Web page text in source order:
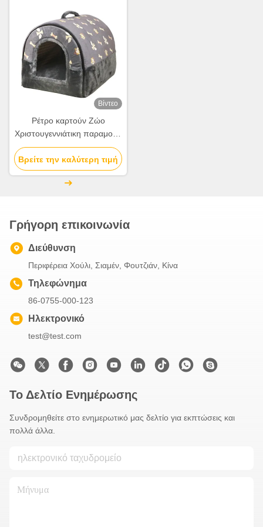
Βίντεο
Ρέτρο καρτούν Ζώο
Χριστουγεννιάτικη παραμονή
Κουτί δώρου μήλου
Χριστουγεννιάτικο δώρο
μικρό δώρο στολίδι τσάντα
συσκευασία κουτί
Βρείτε την καλύτερη τιμή
Γρήγορη επικοινωνία
Διεύθυνση
Περιφέρεια Χούλι, Σιαμέν, Φουτζιάν, Κίνα
Τηλεφώνημα
86-0755-000-123
Ηλεκτρονικό
test@test.com
Το Δελτίο Ενημέρωσης
Συνδρομηθείτε στο ενημερωτικό μας δελτίο για εκπτώσεις και
πολλά άλλα.